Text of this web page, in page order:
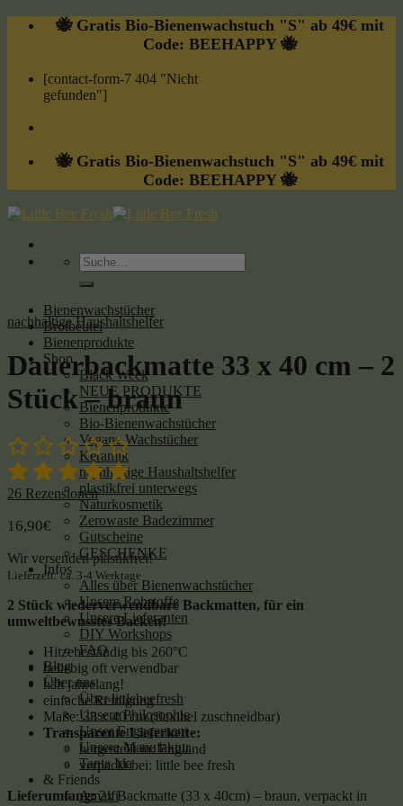
Skip
🐝 Gratis Bio-Bienenwachstuch "S" ab 49€ mit
Code: BEEHAPPY 🐝
[contact-form-7 404 "Nicht
gefunden"]
🐝 Gratis Bio-Bienenwachstuch "S" ab 49€ mit
Code: BEEHAPPY 🐝
Suche
nach:
Bienenwachstücher
Brotbeutel
Bienenprodukte
Shop
Black Week
NEUE PRODUKTE
Bienenprodukte
Bio-Bienenwachstücher
Vegane Wachstücher
Keramik
nachhaltige Haushaltshelfer
plastikfrei unterwegs
Naturkosmetik
Zerowaste Badezimmer
Gutscheine
GESCHENKE
Infos
Alles über Bienenwachstücher
Unsere Rohstoffe
Unsere Lieferanten
DIY Workshops
FAQ
Blog
Über uns
Über littlebeefresh
Unsere Philosophie
Unser Engagement
Unsere Manufaktur
Tante Ida
& Friends
Amalfi
nachhaltige Haushaltshelfer
Dauerbackmatte 33 x 40 cm – 2
Stück – braun
26 Rezensionen
16,90€
Wir versenden plastikfrei!
Lieferzeit: ca. 3-4 Werktage
2 Stück wiederverwendbare Backmatten, für ein
umweltbewusstes Backen!
Hitzebeständig bis 260°C
beliebig oft verwendbar
hält jahrelang!
einfache Reinigung
Maße: 33 x 40 cm (flexibel zuschneidbar)
Transparente Lieferkette:
hergestellt in: England
verpackt bei: little bee fresh
Lieferumfang:2x Backmatte (33 x 40cm) – braun, verpackt in